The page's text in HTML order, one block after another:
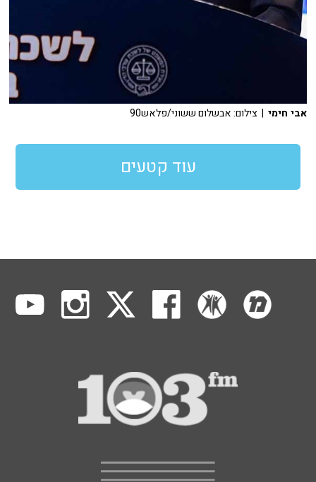
אבי חימי | צילום: אבשלום ששוני/פלאש90
עוד קטעים